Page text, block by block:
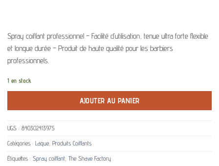
Spray coiffant professionnel – Facilité d’utilisation, tenue ultra forte flexible
et longue durée – Produit de haute qualité pour les barbiers
professionnels.
1 en stock
AJOUTER AU PANIER
UGS : 840302413975
Catégories : Laque Produits Coiffants
Étiquettes : Spray coiffant The Shave Factory